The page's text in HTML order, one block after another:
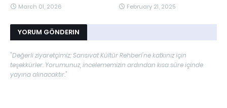
March 01, 2026 February 21, 2025
YORUM GÖNDERIN
"Değerli ziyaretçimiz; Sarısıvat Kültür Rehberi'ne katkınız için
teşekkürler. Yorumunuz, incelememizin ardından kısa süre içinde
yayına alınacaktır."